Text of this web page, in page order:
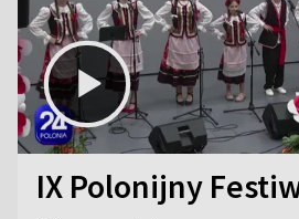
IX Polonijny